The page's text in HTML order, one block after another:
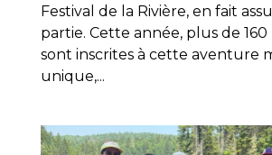
Festival de la Rivière, en fait
partie. Cette année, plus de 160
sont inscrites à cette aventure
unique,...